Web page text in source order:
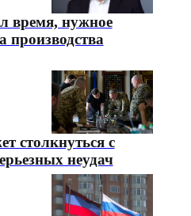
время, нужное
производства
столкнуться с
неудач